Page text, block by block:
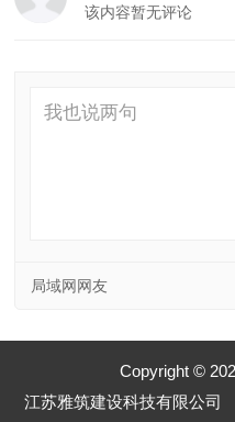
该内容暂无评论
局域网网友
Copyright ©
江苏雅筑建设科技有限公司